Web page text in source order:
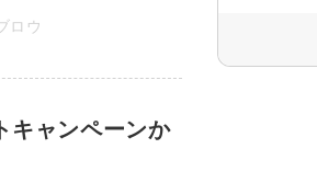
ロウ
キャンペーンか